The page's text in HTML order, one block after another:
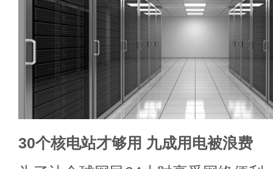
30个核电站才够用 九成用电被浪费